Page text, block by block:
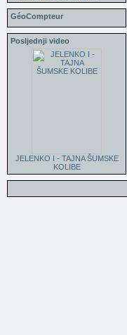
GéoCompteur
Posljednji video
JELENKO I - TAJNA ŠUMSKE
KOLIBE